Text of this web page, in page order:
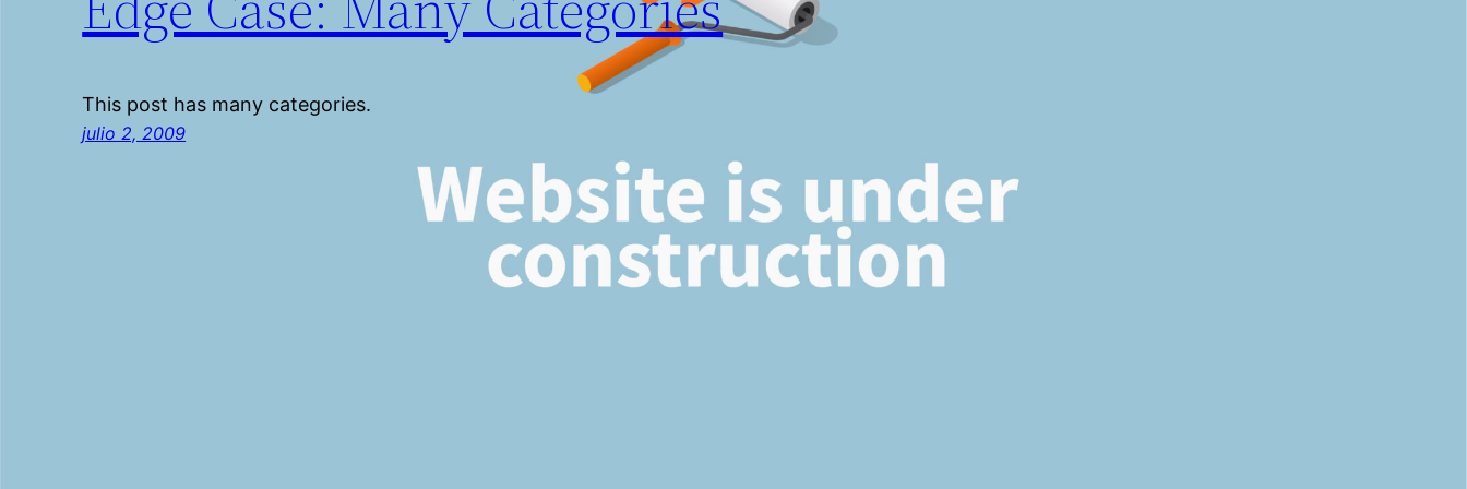
This post has many categories.
julio 2, 2009